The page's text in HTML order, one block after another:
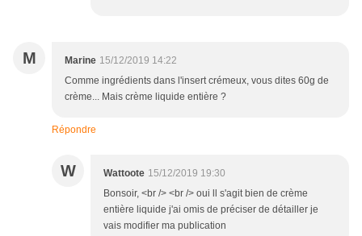
M Marine 15/12/2019 14:22
Comme ingrédients dans l'insert crémeux, vous dites 60g de
crème... Mais crème liquide entière ?
Répondre
W Wattoote 15/12/2019 19:30
Bonsoir, <br /> <br /> oui ll s'agit bien de crème
entière liquide j'ai omis de préciser de détailler je
vais modifier ma publication